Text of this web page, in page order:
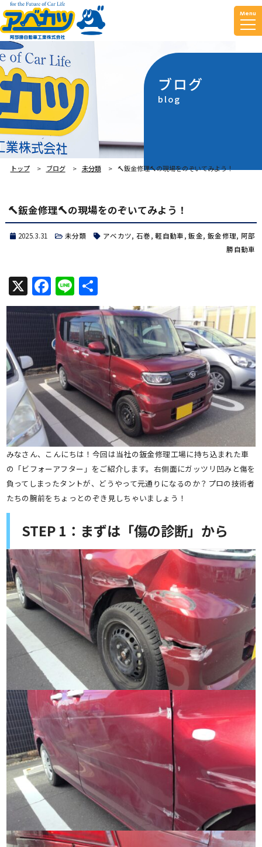
Menu
ブログ
blog
トップ ブログ 未分類 🔨鈑金修理🔨の現場をのぞいてみよう！
🔨鈑金修理🔨の現場をのぞいてみよう！
2025.3.31 未分類 アベカツ, 石巻,軽自動車,鈑金, 鈑金修理, 阿部
勝自動車
X Facebook
Line共
有
みなさん、こんにちは！今回は当社の鈑金修理工場に持ち込まれた車
の「ビフォーアフター」をご紹介します。右側面にガッツリ凹みと傷を
負ってしまったタントが、どうやって元通りになるのか？プロの技術者
たちの腕前をちょっとのぞき見しちゃいましょう！
STEP 1：まずは「傷の診断」から